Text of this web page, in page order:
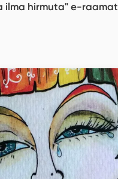
ilma hirmuta" e-raamat